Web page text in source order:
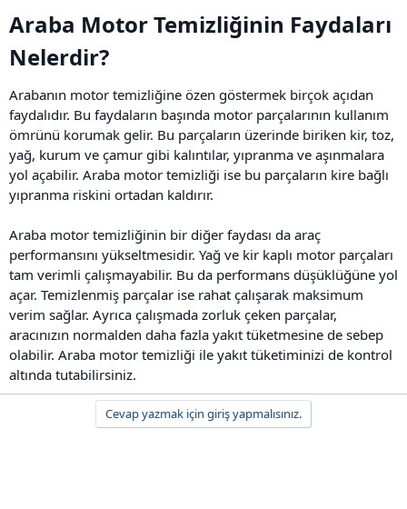
Araba Motor Temizliğinin Faydaları
Nelerdir?​
Arabanın motor temizliğine özen göstermek birçok açıdan
faydalıdır. Bu faydaların başında motor parçalarının kullanım
ömrünü korumak gelir. Bu parçaların üzerinde biriken kir, toz,
yağ, kurum ve çamur gibi kalıntılar, yıpranma ve aşınmalara
yol açabilir. Araba motor temizliği ise bu parçaların kire bağlı
yıpranma riskini ortadan kaldırır.
Araba motor temizliğinin bir diğer faydası da araç
performansını yükseltmesidir. Yağ ve kir kaplı motor parçaları
tam verimli çalışmayabilir. Bu da performans düşüklüğüne yol
açar. Temizlenmiş parçalar ise rahat çalışarak maksimum
verim sağlar. Ayrıca çalışmada zorluk çeken parçalar,
aracınızın normalden daha fazla yakıt tüketmesine de sebep
olabilir. Araba motor temizliği ile yakıt tüketiminizi de kontrol
altında tutabilirsiniz.
Cevap yazmak için giriş yapmalısınız.